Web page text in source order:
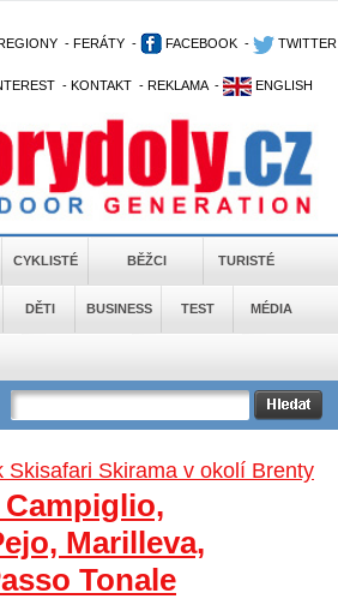
- FERÁTY - FACEBOOK - TWITTER
- KONTAKT - REKLAMA - ENGLISH
CYKLISTÉ BĚŽCI TURISTÉ
DĚTI BUSINESS TEST MÉDIA
Skisafari Skirama v okolí Brenty
Marilleva,
Tonale